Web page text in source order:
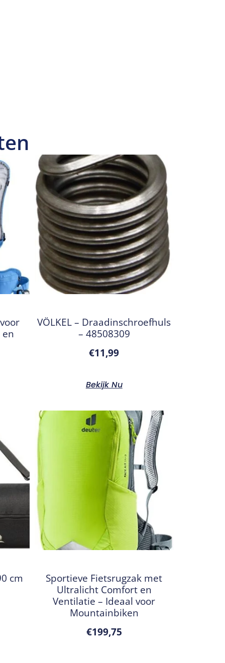
VÖLKEL – Draadinschroefhuls
– 48508309
€11,99
Bekijk Nu
cm
Sportieve Fietsrugzak met
Ultralicht Comfort en
Ventilatie – Ideaal voor
Mountainbiken
€199,75